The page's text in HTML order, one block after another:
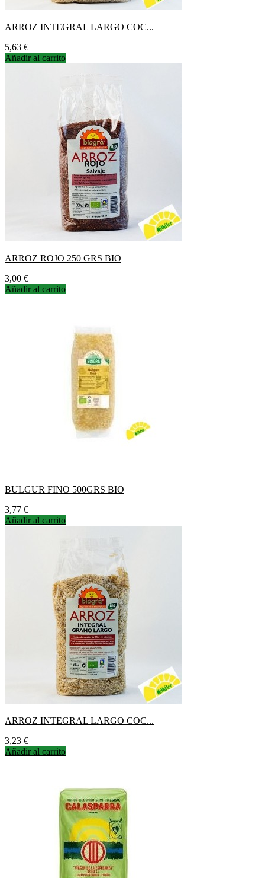
ARROZ INTEGRAL LARGO COC...
Precio
5,63 €
Añadir al carrito
ARROZ ROJO 250 GRS BIO
Precio
3,00 €
Añadir al carrito
BULGUR FINO 500GRS BIO
Precio
3,77 €
Añadir al carrito
ARROZ INTEGRAL LARGO COC...
Precio
3,23 €
Añadir al carrito